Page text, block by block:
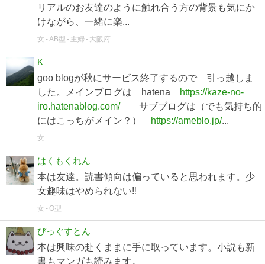
リアルのお友達のように触れ合う方の背景も気にか
けながら、一緒に楽...
女 AB型 主婦 大阪府
K
goo blogが秋にサービス終了するので 引っ越しま
した。メインブログは hatena
https://kaze-no-
iro.hatenablog.com/サブブログは（でも気持ち的
にはこっちがメイン？）
https://ameblo.jp/...
女
はくもくれん
本は友達。読書傾向は偏っていると思われます。少
女趣味はやめられない‼︎
女 O型
びっぐすとん
本は興味の赴くままに手に取っています。小説も新
書もマンガも読みます。